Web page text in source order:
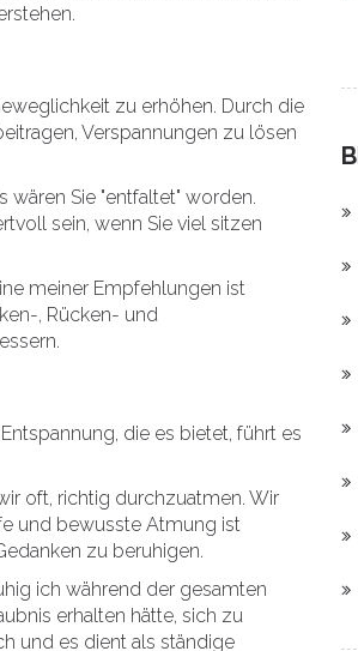
zu erhöhen. Durch die
Verspannungen zu lösen
wären Sie "entfaltet" worden.
sein, wenn Sie viel sitzen
meiner Empfehlungen ist
, Rücken- und
die es bietet, führt es
oft, richtig durchzuatmen. Wir
und bewusste Atmung ist
zu beruhigen.
ich während der gesamten
erhalten hätte, sich zu
und es dient als ständige